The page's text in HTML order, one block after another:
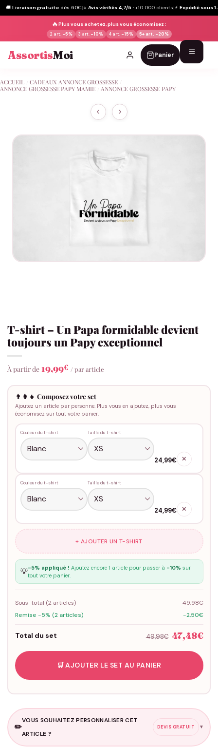
🚚 Livraison gratuite dès 60€|⭐ Avis vérifiés 4,7/5 · +10 000 clients|⚡ Expédié sous
🔥Plus vous achetez, plus vous économisez :
2 art. -5% 3 art. -10% 4 art. -15% 5+ art. -20%
AssortisMoi Panier
au
ACCUEIL CADEAUX ANNONCE GROSSESSE
ANNONCE GROSSESSE PAPY MAMIE
ANNONCE GROSSESSE PAPY
T-shirt – Un Papa formidable devient
toujours un Papy exceptionnel
À partir de 19,99€ / par article
👨‍👩‍👧 Composez votre set
Ajoutez un article par personne. Plus vous en ajoutez, plus vous
économisez sur tout votre panier.
Couleur du t-shirt Taille du t-shirt
24,99€ ✕
Couleur du t-shirt Taille du t-shirt
24,99€ ✕
+ AJOUTER UN T-SHIRT
💡-5% appliqué ! Ajoutez encore 1 article pour passer à -10% sur
tout votre panier.
Sous-total (2articles)
49,98€
Remise -5% (2 articles)
-2,50€
Total du set 49,98€ 47,48€
🛒 AJOUTER LE SET AU PANIER
✏️
VOUS SOUHAITEZ PERSONNALISER CET
ARTICLE ?
DEVIS GRATUIT ▼